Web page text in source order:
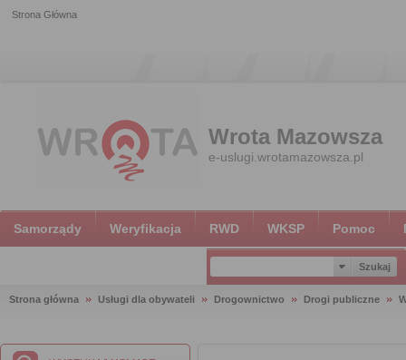
Strona Główna
Wrota Mazowsza
e-uslugi.wrotamazowsza.pl
Samorządy Weryfikacja RWD WKSP Pomoc
Strona główna Usługi dla obywateli Drogownictwo Drogi publiczne